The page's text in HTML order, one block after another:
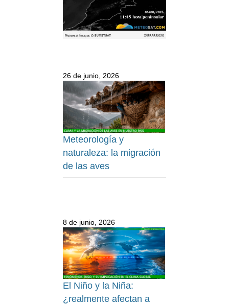
26 de junio, 2026
Meteorología y
naturaleza: la migración
de las aves
8 de junio, 2026
El Niño y la Niña:
¿realmente afectan a